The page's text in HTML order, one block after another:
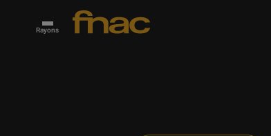
Rayons